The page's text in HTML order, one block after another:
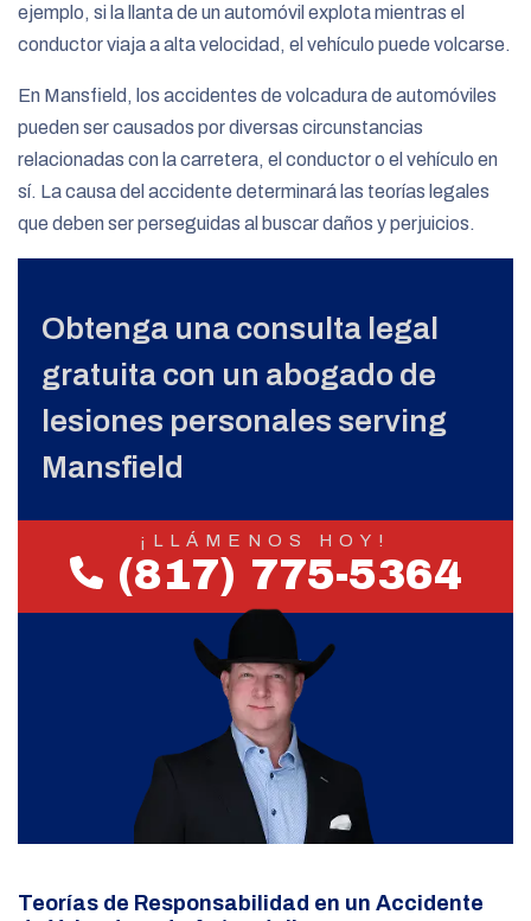
ejemplo, si la llanta de un automóvil explota mientras el
conductor viaja a alta velocidad, el vehículo puede volcarse.
En Mansfield, los accidentes de volcadura de automóviles
pueden ser causados por diversas circunstancias
relacionadas con la carretera, el conductor o el vehículo en
sí. La causa del accidente determinará las teorías legales
que deben ser perseguidas al buscar daños y perjuicios.
Obtenga una consulta legal
gratuita con un abogado de
lesiones personales serving
Mansfield
¡LLÁMENOS HOY!
(817) 775-5364
Teorías de Responsabilidad en un Accidente